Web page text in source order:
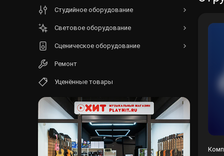
Студийное оборудование
Световое оборудование
Сценическое оборудование
Ремонт
Уценённые товары